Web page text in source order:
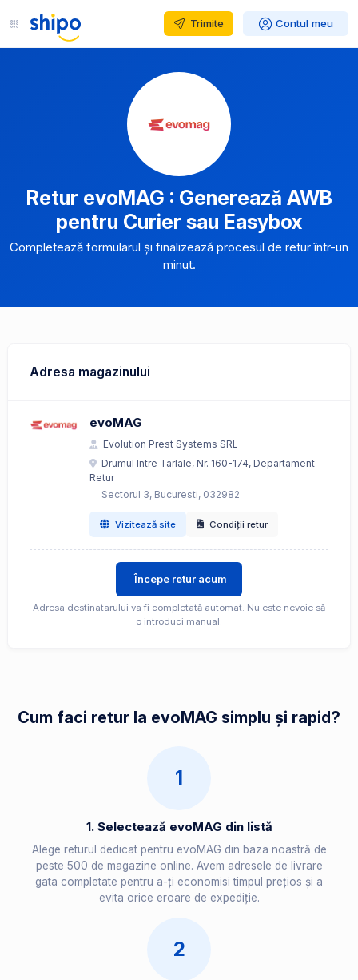
Trimite Contul meu
Retur evoMAG : Generează AWB
pentru Curier sau Easybox
Completează formularul și finalizează procesul de retur într-un
minut.
Adresa magazinului
evoMAG
Evolution Prest Systems SRL
Drumul Intre Tarlale, Nr. 160-174, Departament
Retur
Sectorul 3, Bucuresti, 032982
Vizitează site Condiții retur
Începe retur acum
Adresa destinatarului va fi completată automat. Nu este nevoie să
o introduci manual.
Cum faci retur la evoMAG simplu și rapid?
1
1. Selectează evoMAG din listă
Alege returul dedicat pentru evoMAG din baza noastră de
peste 500 de magazine online. Avem adresele de livrare
gata completate pentru a-ți economisi timpul prețios și a
evita orice eroare de expediție.
2